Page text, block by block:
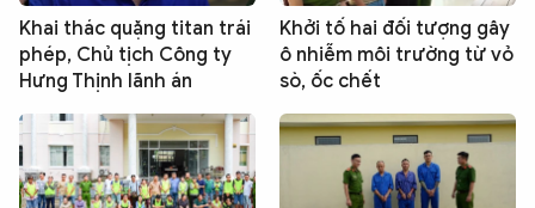
Khai thác quặng titan trái
phép, Chủ tịch Công ty
Hưng Thịnh lãnh án
Khởi tố hai đối tượng gây
ô nhiễm môi trường từ vỏ
sò, ốc chết